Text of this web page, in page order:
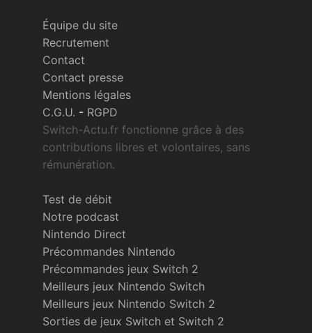
Équipe du site
Recrutement
Contact
Contact presse
Mentions légales
C.G.U. - RGPD
Switch-Actu.fr fonctionne grâce à des
contributions libres et volontaires, sans
rémunération.
Test de débit
Notre podcast
Nintendo Direct
Précommandes Nintendo
Précommandes jeux Switch 2
Meilleurs jeux Nintendo Switch
Meilleurs jeux Nintendo Switch 2
Sorties de jeux Switch et Switch 2